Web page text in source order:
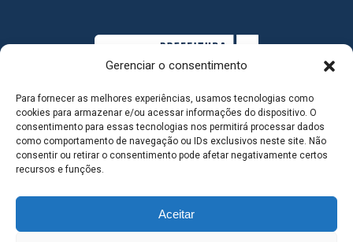
Gerenciar o consentimento
Para fornecer as melhores experiências, usamos tecnologias como
cookies para armazenar e/ou acessar informações do dispositivo. O
consentimento para essas tecnologias nos permitirá processar dados
como comportamento de navegação ou IDs exclusivos neste site. Não
consentir ou retirar o consentimento pode afetar negativamente certos
recursos e funções.
Aceitar
MAPA DO SITE